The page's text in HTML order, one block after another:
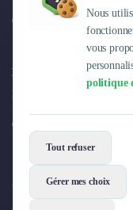
Nous
vous
politique
Tout refuser
Gérer mes choix
Conception &
Sourcing et Imports
Office Management
Développement à
Accélérateurs et
Autres
Réhabilitation et
Gestion Immobilière
Logiciel PropTech
Courtage en Energie
Désinfection &
Centre d'aide
Entreprise
Pourquoi Trustfolio ?
Offres d'emploi